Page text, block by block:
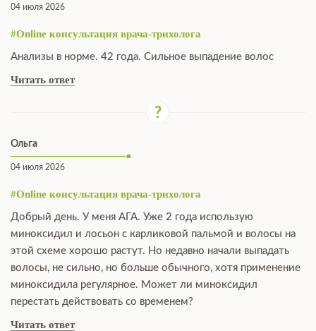
04 июля 2026
#Online консультация врача-трихолога
Анализы в норме. 42 года. Сильное выпадение волос
Читать ответ
Ольга
04 июля 2026
#Online консультация врача-трихолога
Добрый день. У меня АГА. Уже 2 года использую
миноксидил и лосьон с карликовой пальмой и волосы на
этой схеме хорошо растут. Но недавно начали выпадать
волосы, не сильно, но больше обычного, хотя применение
миноксидила регулярное. Может ли миноксидил
перестать действовать со временем?
Читать ответ